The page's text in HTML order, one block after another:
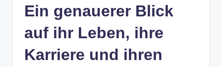
Ein genauerer Blick
auf ihr Leben, ihre
Karriere und ihren